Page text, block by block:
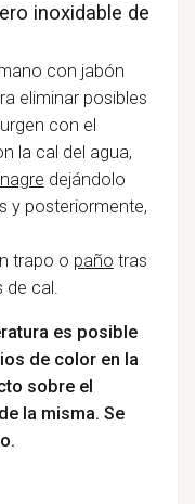
inoxidable de
con jabón
eliminar posibles
con el
la cal del agua,
dejándolo
y posteriormente,
trapo o paño tras
de cal.
es posible
de color en la
sobre el
la misma. Se